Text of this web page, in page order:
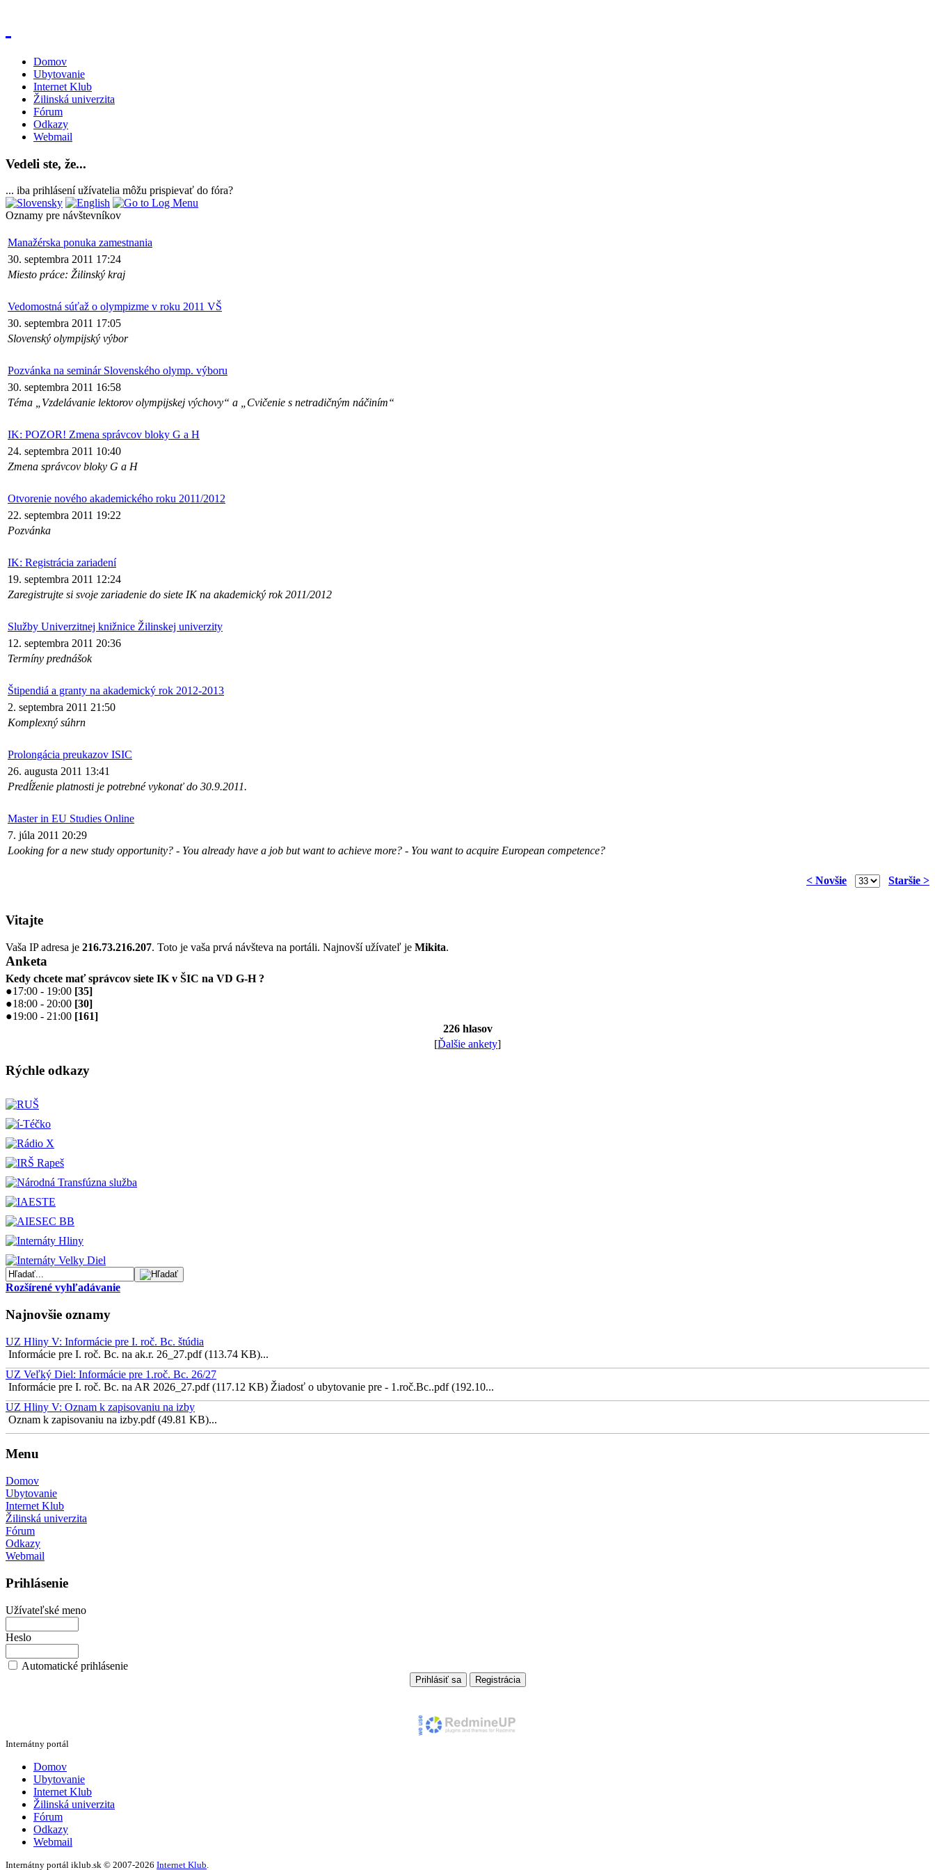
Domov
Ubytovanie
Internet Klub
Žilinská univerzita
Fórum
Odkazy
Webmail
Vedeli ste, že...
... iba prihlásení užívatelia môžu prispievať do fóra?
Oznamy pre návštevníkov
Manažérska ponuka zamestnania
30. septembra 2011 17:24
Miesto práce: Žilinský kraj
Vedomostná súťaž o olympizme v roku 2011 VŠ
30. septembra 2011 17:05
Slovenský olympijský výbor
Pozvánka na seminár Slovenského olymp. výboru
30. septembra 2011 16:58
Téma „Vzdelávanie lektorov olympijskej výchovy“ a „Cvičenie s netradičným náčiním“
IK: POZOR! Zmena správcov bloky G a H
24. septembra 2011 10:40
Zmena správcov bloky G a H
Otvorenie nového akademického roku 2011/2012
22. septembra 2011 19:22
Pozvánka
IK: Registrácia zariadení
19. septembra 2011 12:24
Zaregistrujte si svoje zariadenie do siete IK na akademický rok 2011/2012
Služby Univerzitnej knižnice Žilinskej univerzity
12. septembra 2011 20:36
Termíny prednášok
Štipendiá a granty na akademický rok 2012-2013
2. septembra 2011 21:50
Komplexný súhrn
Prolongácia preukazov ISIC
26. augusta 2011 13:41
Predĺženie platnosti je potrebné vykonať do 30.9.2011.
Master in EU Studies Online
7. júla 2011 20:29
Looking for a new study opportunity? - You already have a job but want to achieve more? - You want to acquire European competence?
< Novšie Staršie >
Vitajte
Vaša IP adresa je 216.73.216.207. Toto je vaša prvá návšteva na portáli. Najnovší užívateľ je Mikita.
Anketa
Kedy chcete mať správcov siete IK v ŠIC na VD G-H ?
●17:00 - 19:00 [35]
●18:00 - 20:00 [30]
●19:00 - 21:00 [161]
226 hlasov
[Ďalšie ankety]
Rýchle odkazy
Rozšírené vyhľadávanie
Najnovšie oznamy
UZ Hliny V: Informácie pre I. roč. Bc. štúdia
Informácie pre I. roč. Bc. na ak.r. 26_27.pdf (113.74 KB)...
UZ Veľký Diel: Informácie pre 1.roč. Bc. 26/27
Informácie pre I. roč. Bc. na AR 2026_27.pdf (117.12 KB) Žiadosť o ubytovanie pre - 1.roč.Bc..pdf (192.10...
UZ Hliny V: Oznam k zapisovaniu na izby
Oznam k zapisovaniu na izby.pdf (49.81 KB)...
Menu
Domov
Ubytovanie
Internet Klub
Žilinská univerzita
Fórum
Odkazy
Webmail
Prihlásenie
Užívateľské meno
Heslo
Automatické prihlásenie
Internátny portál
Domov
Ubytovanie
Internet Klub
Žilinská univerzita
Fórum
Odkazy
Webmail
Internátny portál iklub.sk © 2007-2026 Internet Klub